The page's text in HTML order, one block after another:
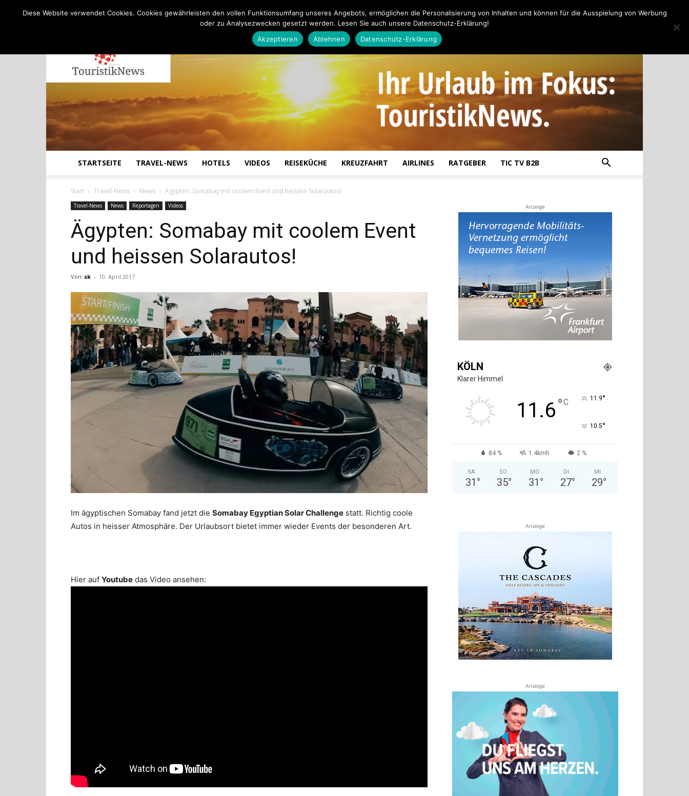
Touristiknews
und
Reiseempfehlungen.
STARTSEITE TRAVEL-NEWS HOTELS VIDEOS REISEKÜCHE KREUZFAHRT AIRLINES RATGEBER TIC TV B2B
Start Travel-News News Ägypten: Somabay mit coolem Event und heissen Solarautos!
Travel-News News Reportagen Videos
Ägypten: Somabay mit coolem Event
und heissen Solarautos!
Von sk - 10. April 2017
Im ägyptischen Somabay fand jetzt die Somabay Egyptian Solar Challenge statt. Richtig coole
Autos in heisser Atmosphäre. Der Urlaubsort bietet immer wieder Events der besonderen Art.
Hier auf Youtube das Video ansehen:
Anzeige
KÖLN
Klarer Himmel
11.6°C 11.9°
10.5°
84 % 1.4kmh 2 %
SA.
31 °
SO.
35°
MO.
31 °
DI.
27°
MI.
29°
Anzeige
Anzeige
Diese Website verwendet Cookies. Cookies gewährleisten den vollen Funktionsumfang unseres Angebots, ermöglichen die Personalisierung von Inhalten und können für die Ausspielung von Werbung
oder zu Analysezwecken gesetzt werden. Lesen Sie auch unsere Datenschutz-Erklärung!
Akzeptieren
Ablehnen Datenschutz-Erklärung